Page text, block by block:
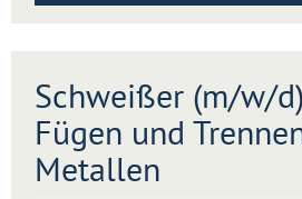
Schweißer (m/w/
Fügen und
Metallen